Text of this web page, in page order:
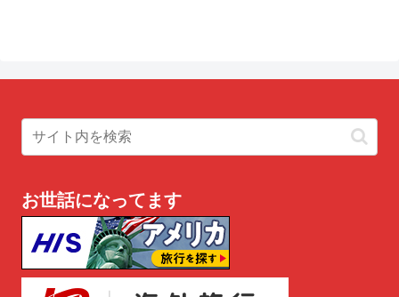
お世話になってます